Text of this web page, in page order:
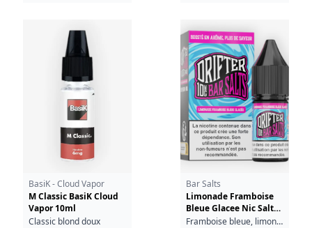
BasiK - Cloud Vapor
M Classic BasiK Cloud
Vapor 10ml
Classic blond doux
Bar Salts
Limonade Framboise
Bleue Glacee Nic Salt
Bar Salts Drifter 10mlFramboise bleue, limonade, fraîcheur